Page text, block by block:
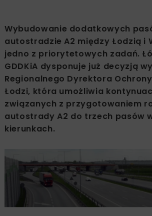
Wybudowanie dodatkowych
autostradzie A2 między Łodzią i
jedno z priorytetowych zadań.
GDDKiA dysponuje już decyzją
Regionalnego Dyrektora
Łodzi, która umożliwia
związanych z przygotowaniem
autostrady A2 do trzech pasów
kierunkach.